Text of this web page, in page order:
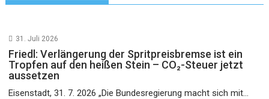
31. Juli 2026
Friedl: Verlängerung der Spritpreisbremse ist ein
Tropfen auf den heißen Stein – CO₂-Steuer jetzt
aussetzen
Eisenstadt, 31. 7. 2026 „Die Bundesregierung macht sich mit...